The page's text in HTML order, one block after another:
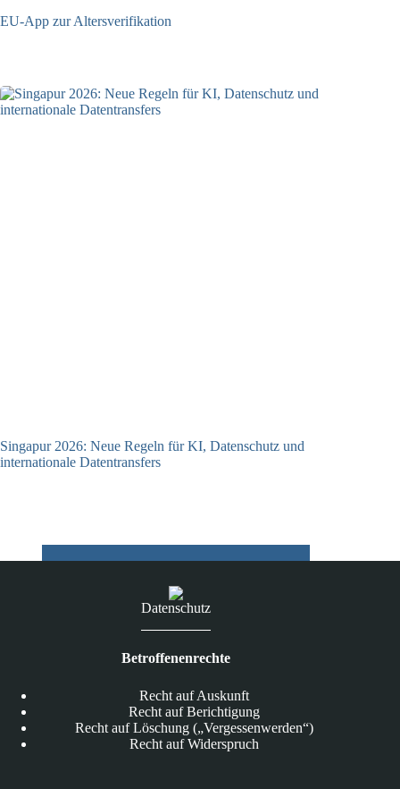
EU-App zur Altersverifikation
Singapur 2026: Neue Regeln für KI, Datenschutz und
internationale Datentransfers
Datenschutz
Betroffenenrechte
Recht auf Auskunft
Recht auf Berichtigung
Recht auf Löschung („Vergessenwerden“)
Recht auf Widerspruch